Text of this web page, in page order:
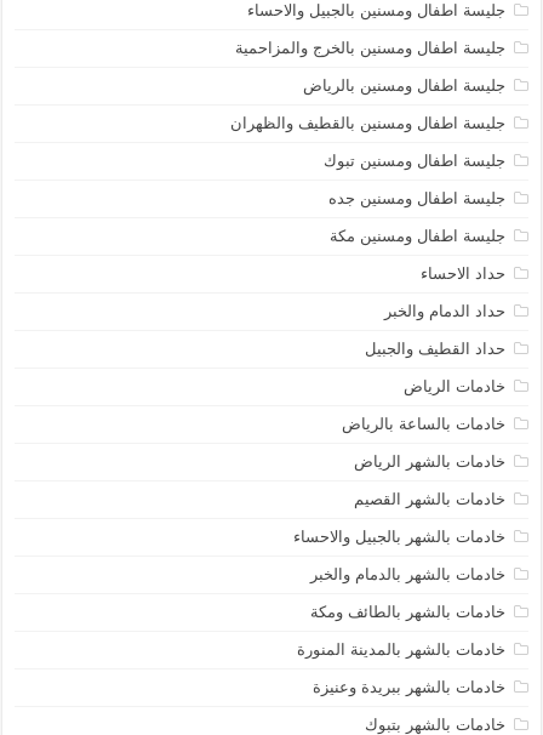
جليسة اطفال ومسنين بالجبيل والاحساء
جليسة اطفال ومسنين بالخرج والمزاحمية
جليسة اطفال ومسنين بالرياض
جليسة اطفال ومسنين بالقطيف والظهران
جليسة اطفال ومسنين تبوك
جليسة اطفال ومسنين جده
جليسة اطفال ومسنين مكة
حداد الاحساء
حداد الدمام والخبر
حداد القطيف والجبيل
خادمات الرياض
خادمات بالساعة بالرياض
خادمات بالشهر الرياض
خادمات بالشهر القصيم
خادمات بالشهر بالجبيل والاحساء
خادمات بالشهر بالدمام والخبر
خادمات بالشهر بالطائف ومكة
خادمات بالشهر بالمدينة المنورة
خادمات بالشهر ببريدة وعنيزة
خادمات بالشهر بتبوك